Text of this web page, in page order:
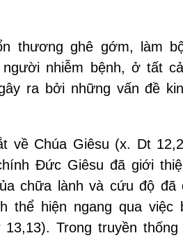
thương ghê gớm, làm
nhiễm bệnh, ở tất
ra bởi những vấn đề
về Chúa Giêsu (x. Dt
Đức Giêsu đã giới
chữa lành và cứu độ
thể hiện ngang qua
Trong truyền